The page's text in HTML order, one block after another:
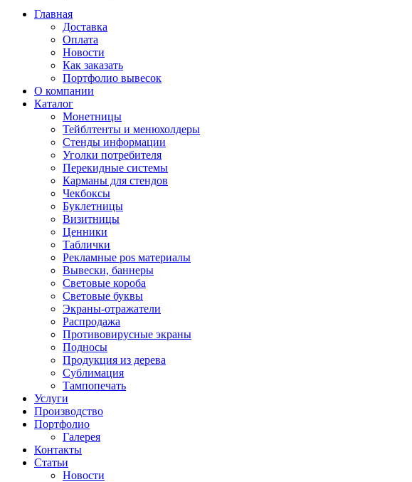
Главная
Доставка
Оплата
Новости
Как заказать
Портфолио вывесок
О компании
Каталог
Монетницы
Тейблтенты и менюхолдеры
Стенды информации
Уголки потребителя
Перекидные системы
Карманы для стендов
Чекбоксы
Буклетницы
Визитницы
Ценники
Таблички
Рекламные pos материалы
Вывески, баннеры
Световые короба
Световые буквы
Экраны-отражатели
Распродажа
Противовирусные экраны
Подносы
Продукция из дерева
Сублимация
Тампопечать
Услуги
Производство
Портфолио
Галерея
Контакты
Статьи
Новости